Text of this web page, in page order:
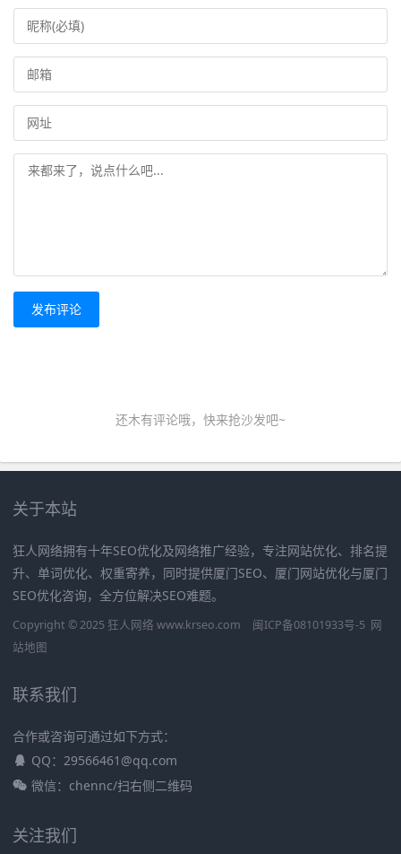
发布评论
还木有评论哦，快来抢沙发吧~
关于本站
狂人网络拥有十年SEO优化及网络推广经验，专注网站优化、排名提
升、单词优化、权重寄养，同时提供厦门SEO、厦门网站优化与厦门
SEO优化咨询，全方位解决SEO难题。
Copyright © 2025 狂人网络 www.krseo.com 闽ICP备08101933号-5 网
站地图
联系我们
合作或咨询可通过如下方式：
QQ：29566461@qq.com
微信：chennc/扫右侧二维码
关注我们